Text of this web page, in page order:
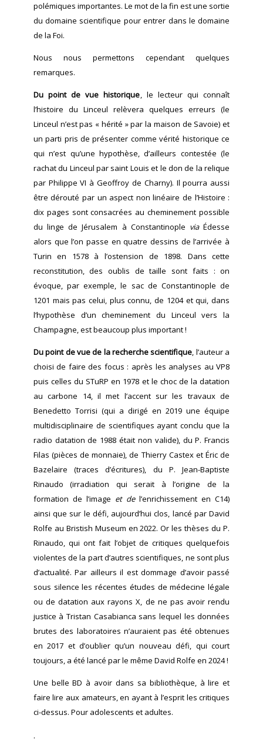
polémiques importantes. Le mot de la fin est une sortie
du domaine scientifique pour entrer dans le domaine
de la Foi.
Nous nous permettons cependant quelques
remarques.
Du point de vue historique, le lecteur qui connaît
l’histoire du Linceul relèvera quelques erreurs (le
Linceul n’est pas « hérité » par la maison de Savoie) et
un parti pris de présenter comme vérité historique ce
qui n’est qu’une hypothèse, d’ailleurs contestée (le
rachat du Linceul par saint Louis et le don de la relique
par Philippe VI à Geoffroy de Charny). Il pourra aussi
être dérouté par un aspect non linéaire de l’Histoire :
dix pages sont consacrées au cheminement possible
du linge de Jérusalem à Constantinople viaÉdesse
alors que l’on passe en quatre dessins de l’arrivée à
Turin en 1578 à l’ostension de 1898. Dans cette
reconstitution, des oublis de taille sont faits : on
évoque, par exemple, le sac de Constantinople de
1201 mais pas celui, plus connu, de 1204 et qui, dans
l’hypothèse d’un cheminement du Linceul vers la
Champagne, est beaucoup plus important !
Du point de vue de la recherche scientifique, l’auteur a
choisi de faire des focus : après les analyses au VP8
puis celles du STuRP en 1978 et le choc de la datation
au carbone 14, il met l’accent sur les travaux de
Benedetto Torrisi (qui a dirigé en 2019 une équipe
multidisciplinaire de scientifiques ayant conclu que la
radio datation de 1988 était non valide), du P. Francis
Filas (pièces de monnaie), de Thierry Castex et Éric de
Bazelaire (traces d’écritures), du P. Jean-Baptiste
Rinaudo (irradiation qui serait à l’origine de la
formation de l’image et del’enrichissement en C14)
ainsi que sur le défi, aujourd’hui clos, lancé par David
Rolfe au Bristish Museum en 2022. Or les thèses du P.
Rinaudo, qui ont fait l’objet de critiques quelquefois
violentes de la part d’autres scientifiques, ne sont plus
d’actualité. Par ailleurs il est dommage d’avoir passé
sous silence les récentes études de médecine légale
ou de datation aux rayons X, de ne pas avoir rendu
justice à Tristan Casabianca sans lequel les données
brutes des laboratoires n’auraient pas été obtenues
en 2017 et d’oublier qu’un nouveau défi, qui court
toujours, a été lancé par le même David Rolfe en 2024 !
Une belle BD à avoir dans sa bibliothèque, à lire et
faire lire aux amateurs, en ayant à l’esprit les critiques
ci-dessus. Pour adolescents et adultes.
.